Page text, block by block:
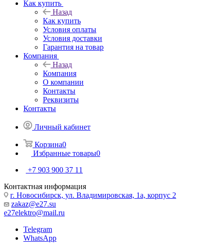
Как купить
Назад
Как купить
Условия оплаты
Условия доставки
Гарантия на товар
Компания
Назад
Компания
О компании
Контакты
Реквизиты
Контакты
Личный кабинет
Корзина0
Избранные товары0
+7 903 900 37 11
Контактная информация
г. Новосибирск, ул. Владимировская, 1а, корпус 2
zakaz@e27.su
e27elektro@mail.ru
Telegram
WhatsApp